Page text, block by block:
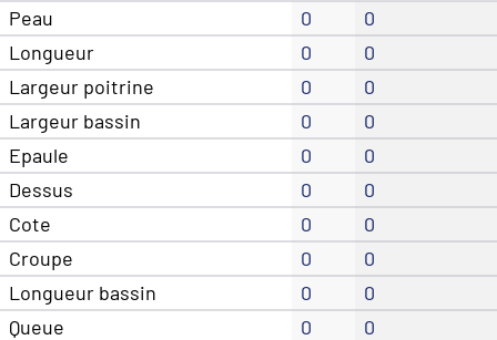
Peau 0
0
Longueur
0
0
Largeur poitrine
0
0
Largeur bassin
0
0
Epaule
0
0
Dessus
0
0
Cote
0
0
Croupe
0
0
Longueur bassin
0
0
Queue
0
0